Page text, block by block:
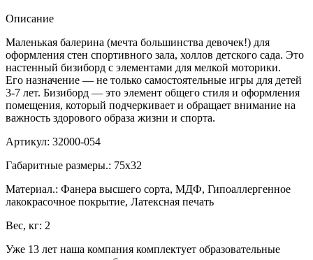
Описание
Маленькая балерина (мечта большинства девочек!) для
оформления стен спортивного зала, холлов детского сада. Это
настенный бизиборд с элементами для мелкой моторики.
Его назначение — не только самостоятельные игры для детей
3-7 лет. Бизиборд — это элемент общего стиля и оформления
помещения, который подчеркивает и обращает внимание на
важность здорового образа жизни и спорта.
Артикул: 32000-054
Габаритные размеры.: 75х32
Материал.: Фанера высшего сорта, МДФ, Гипоаллергенное
лакокрасочное покрытие, Латексная печать
Вес, кг: 2
Уже 13 лет наша компания комплектует образовательные